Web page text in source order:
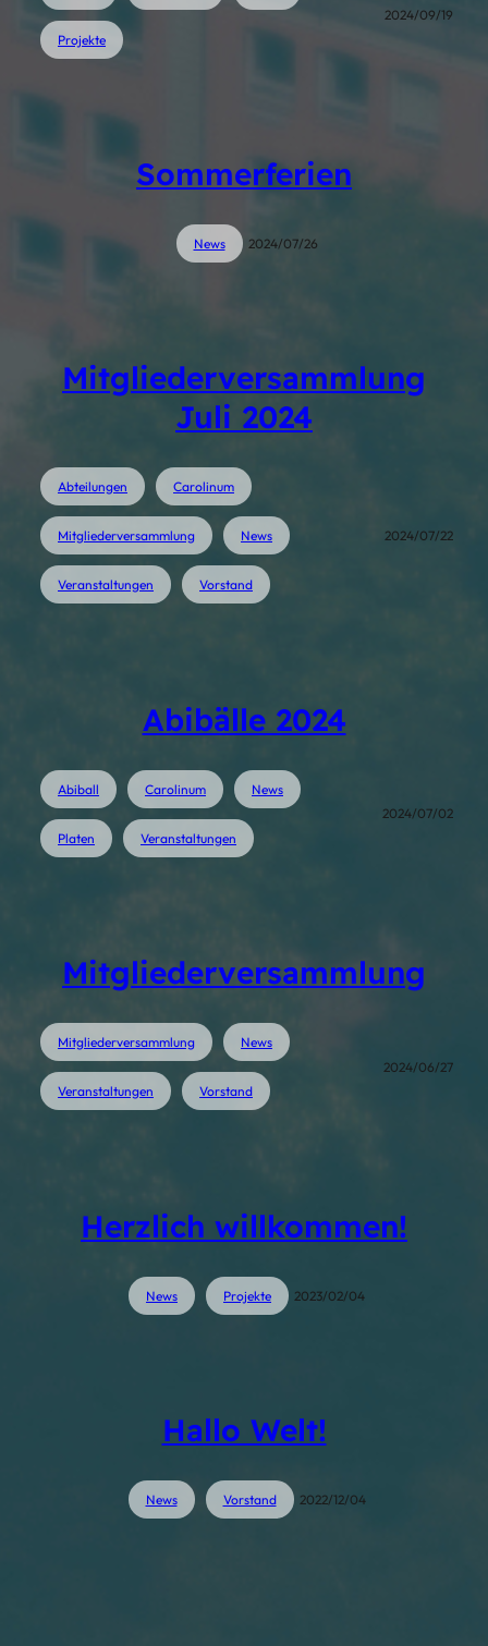
Projekte
2024/09/19
Sommerferien
News 2024/07/26
Mitgliederversammlung
Juli 2024
Abteilungen Carolinum
Mitgliederversammlung News
Veranstaltungen Vorstand
2024/07/22
Abibälle 2024
Abiball Carolinum News
Platen Veranstaltungen
2024/07/02
Mitgliederversammlung
Mitgliederversammlung News
Veranstaltungen Vorstand
2024/06/27
Herzlich willkommen!
News Projekte 2023/02/04
Hallo Welt!
News Vorstand 2022/12/04